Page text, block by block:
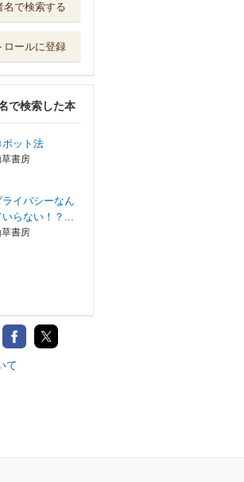
名で検索する
ロールに登録
で検索した本
ボット法
書房
ライバシーなん
いらない！？...
書房
て